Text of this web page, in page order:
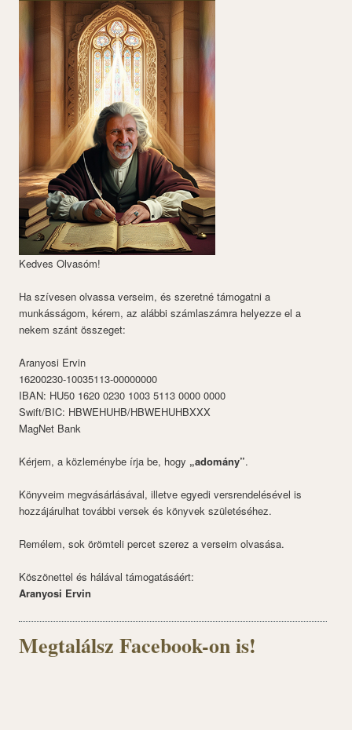
Kedves Olvasóm!
Ha szívesen olvassa verseim, és szeretné támogatni a
munkásságom, kérem, az alábbi számlaszámra helyezze el a
nekem szánt összeget:
Aranyosi Ervin
16200230-10035113-00000000
IBAN: HU50 1620 0230 1003 5113 0000 0000
Swift/BIC: HBWEHUHB/HBWEHUHBXXX
MagNet Bank
Kérjem, a közleménybe írja be, hogy „adomány”.
Könyveim megvásárlásával, illetve egyedi versrendelésével is
hozzájárulhat további versek és könyvek születéséhez.
Remélem, sok örömteli percet szerez a verseim olvasása.
Köszönettel és hálával támogatásáért:
Aranyosi Ervin
Megtalálsz Facebook-on is!